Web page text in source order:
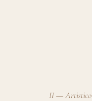
II — Artistico